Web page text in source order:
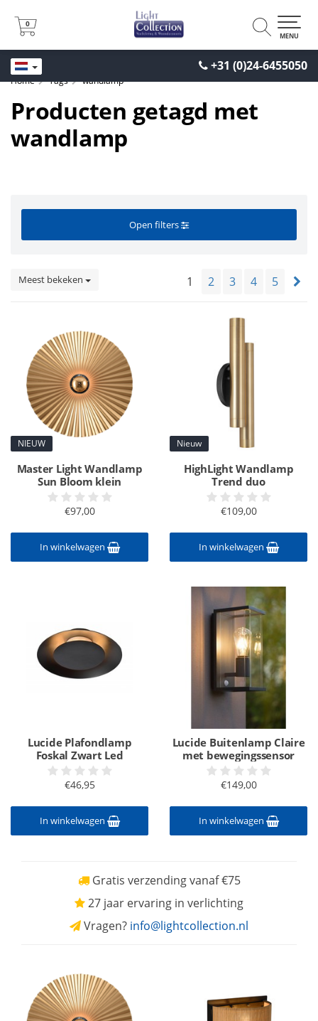
+31 (0)24-6455050
0
0
MENU
Home Tags wandlamp
Producten getagd met
wandlamp
Open filters
Meest bekeken 1 2 3 4 5
NIEUW
Master Light Wandlamp
Sun Bloom klein
€97,00
In winkelwagen
Nieuw
HighLight Wandlamp
Trend duo
€109,00
In winkelwagen
Lucide Plafondlamp
Foskal Zwart Led
€46,95
In winkelwagen
Lucide Buitenlamp Claire
met bewegingssensor
€149,00
In winkelwagen
Gratis verzending vanaf €75
27 jaar ervaring in verlichting
Vragen? info@lightcollection.nl